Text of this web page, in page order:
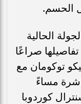
الحسم.
الحالية
صراعًا
توكومان مع
مساءً
كوردوبا